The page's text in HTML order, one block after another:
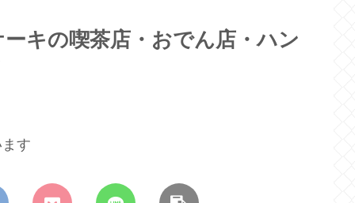
キの喫茶店・おでん店・ハン
す